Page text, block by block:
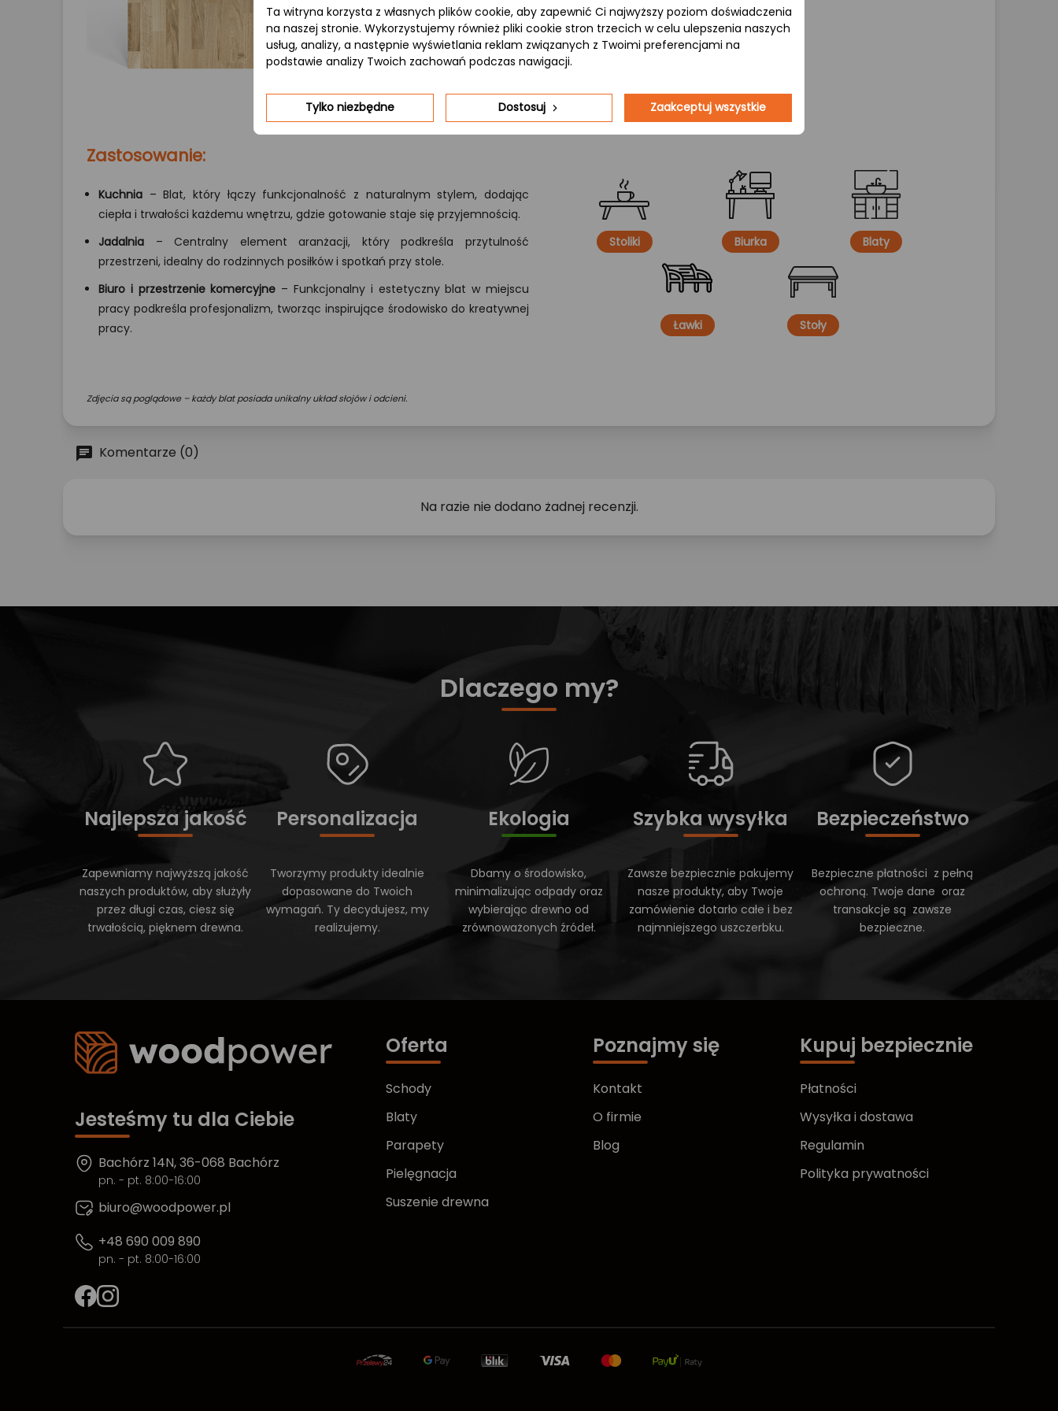
Zastosowanie:
Kuchnia – Blat, który łączy funkcjonalność z naturalnym stylem, dodając
ciepła i trwałości każdemu wnętrzu, gdzie gotowanie staje się przyjemnością.
Jadalnia – Centralny element aranżacji, który podkreśla przytulność
przestrzeni, idealny do rodzinnych posiłków i spotkań przy stole.
Biuro i przestrzenie komercyjne – Funkcjonalny i estetyczny blat w miejscu
pracy podkreśla profesjonalizm, tworząc inspirujące środowisko do kreatywnej
pracy.
Stoliki Biurka Blaty
Ławki Stoły
Zdjęcia są poglądowe – każdy blat posiada unikalny układ słojów i odcieni.
Komentarze (0)
Na razie nie dodano żadnej recenzji.
Dlaczego my?
Najlepsza jakość
Zapewniamy najwyższą jakość
naszych produktów, aby służyły
przez długi czas, ciesz się
trwałością, pięknem drewna.
Personalizacja
Tworzymy produkty idealnie
dopasowane do Twoich
wymagań. Ty decydujesz, my
realizujemy.
Ekologia
Dbamy o środowisko,
minimalizując odpady oraz
wybierając drewno od
zrównoważonych źródeł.
Szybka wysyłka
Zawsze bezpiecznie pakujemy
nasze produkty, aby Twoje
zamówienie dotarło całe i bez
najmniejszego uszczerbku.
Bezpieczeństwo
Bezpieczne płatności z pełną
ochroną. Twoje dane oraz
transakcje są zawsze
bezpieczne.
Jesteśmy tu dla Ciebie
Bachórz 14N, 36-068 Bachórz
pn. - pt. 8:00-16:00
biuro@woodpower.pl
+48 690 009 890
pn. - pt. 8:00-16:00
Oferta
Schody
Blaty
Parapety
Pielęgnacja
Suszenie drewna
Poznajmy się
Kontakt
O firmie
Blog
Kupuj bezpiecznie
Płatności
Wysyłka i dostawa
Regulamin
Polityka prywatności
Ta witryna korzysta z własnych plików cookie, aby zapewnić Ci najwyższy poziom doświadczenia
na naszej stronie. Wykorzystujemy również pliki cookie stron trzecich w celu ulepszenia naszych
usług, analizy, a następnie wyświetlania reklam związanych z Twoimi preferencjami na
podstawie analizy Twoich zachowań podczas nawigacji.
Tylko niezbędne Dostosuj Zaakceptuj wszystkie